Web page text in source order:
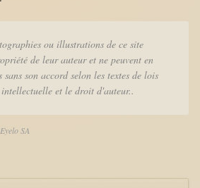
ou illustrations de ce site
de leur auteur et ne peuvent en
son accord selon les textes de lois
et le droit d'auteur..
Eyelo SA